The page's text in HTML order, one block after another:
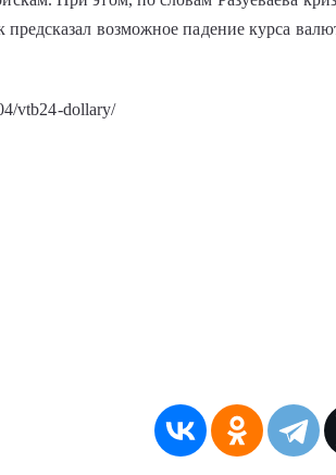
возможное падение курса
vtb24-dollary/